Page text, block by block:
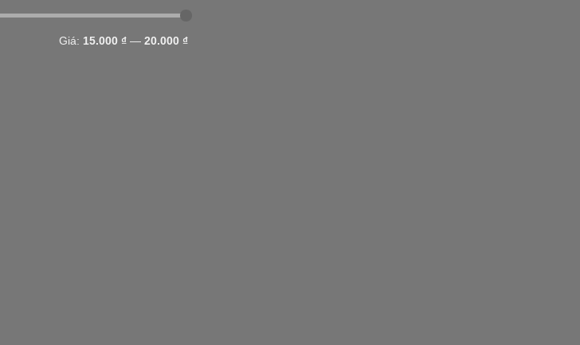
Giá: 15.000 ₫ — 20.000 ₫